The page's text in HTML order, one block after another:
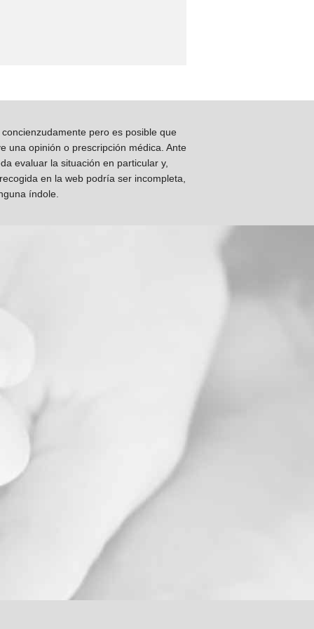
pero es posible que
una opinión o prescripción médica. Ante
evaluar la situación en particular y,
en la web podría ser incompleta,
índole.